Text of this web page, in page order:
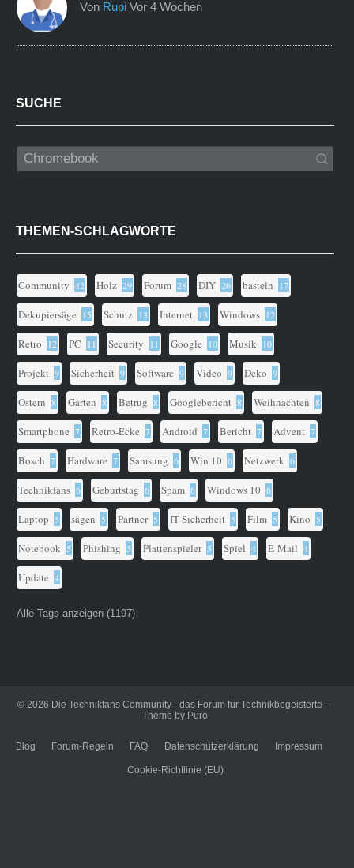
Von Rupi Vor 4 Wochen
SUCHE
THEMEN-SCHLAGWORTE
Community 42 Holz 29 Forum 28 DIY 26 basteln 17
Dekupiersäge 15 Schutz 13 Internet 13 Windows 12
Retro 12 PC 11 Security 11 Google 10 Musik 10
Projekt 9 Sicherheit 9 Software 9 Video 9 Deko 9
Ostern 8 Garten 8 Betrug 8 Googlebericht 8 Weihnachten 8
Smartphone 7 Retro-Ecke 7 Android 7 Bericht 7 Advent 7
Bosch 7 Hardware 7 Samsung 6 Win 10 6 Netzwerk 6
Technikfans 6 Geburtstag 6 Spam 6 Windows 10 6
Laptop 5 sägen 5 Partner 5 IT Sicherheit 5 Film 5 Kino 5
Notebook 5 Phishing 5 Plattenspieler 5 Spiel 4 E-Mail 4
Update 4
Alle Tags anzeigen (1197)
© 2026 Die Technikfans Community - das Forum für Technikbegeisterte
Theme by Puro
Blog Forum-Regeln FAQ Datenschutzerklärung Impressum
Cookie-Richtlinie (EU)